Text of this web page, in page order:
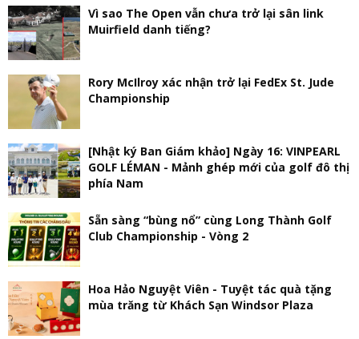
Vì sao The Open vẫn chưa trở lại sân link
Muirfield danh tiếng?
Rory McIlroy xác nhận trở lại FedEx St. Jude
Championship
[Nhật ký Ban Giám khảo] Ngày 16: VINPEARL
GOLF LÉMAN - Mảnh ghép mới của golf đô thị
phía Nam
Sẵn sàng “bùng nổ” cùng Long Thành Golf
Club Championship - Vòng 2
Hoa Hảo Nguyệt Viên - Tuyệt tác quà tặng
mùa trăng từ Khách Sạn Windsor Plaza